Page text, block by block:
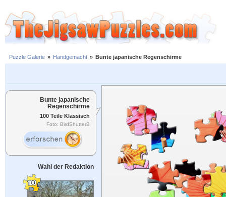
Puzzle Galerie » Handgemacht » Bunte japanische Regenschirme
Bunte japanische
Regenschirme
100 Teile Klassisch
Foto: BirdShutterB
Wahl der Redaktion